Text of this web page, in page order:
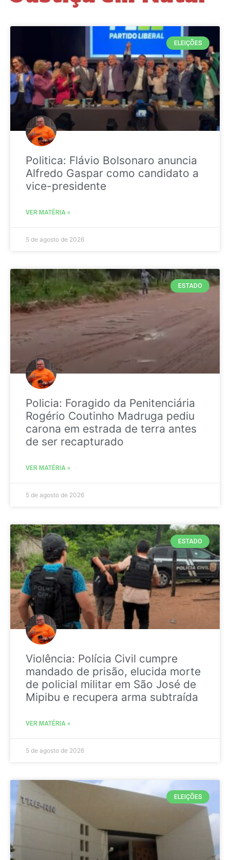
ELEIÇÕES
Politica: Flávio Bolsonaro anuncia
Alfredo Gaspar como candidato a
vice-presidente
VER MATÉRIA »
5 de agosto de 2026
ESTADO
Policia: Foragido da Penitenciária
Rogério Coutinho Madruga pediu
carona em estrada de terra antes
de ser recapturado
VER MATÉRIA »
5 de agosto de 2026
ESTADO
Violência: Polícia Civil cumpre
mandado de prisão, elucida morte
de policial militar em São José de
Mipibu e recupera arma subtraída
VER MATÉRIA »
5 de agosto de 2026
ELEIÇÕES